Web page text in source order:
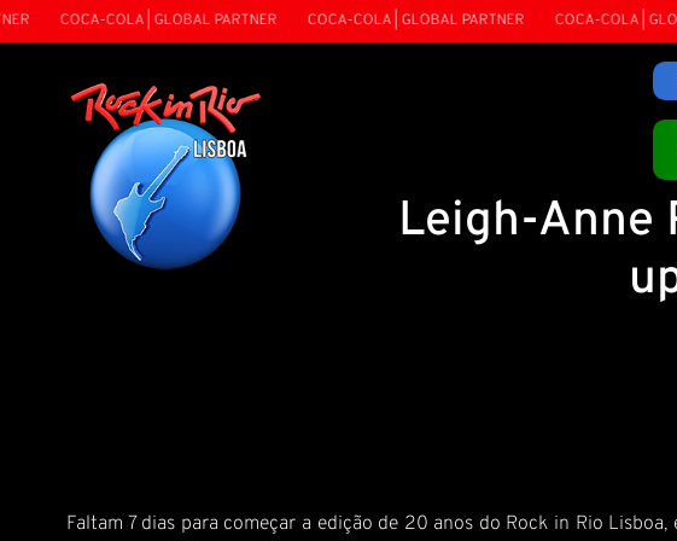
COCA-COLA | GLOBAL PARTNER COCA-COLA | GLOBAL PARTNER COCA-COLA |
Leigh-Anne
Faltam 7 dias para começar a edição de 20 anos do Rock in Rio